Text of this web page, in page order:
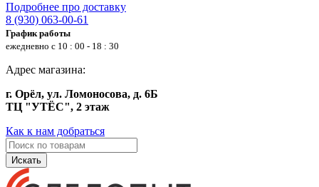
Подробнее про доставку
8 (930) 063-00-61
График работы
ежедневно с 10 : 00 - 18 : 30
Адрес магазина:
г. Орёл, ул. Ломоносова, д. 6Б
ТЦ "УТЁС", 2 этаж
Как к нам добраться
Искать